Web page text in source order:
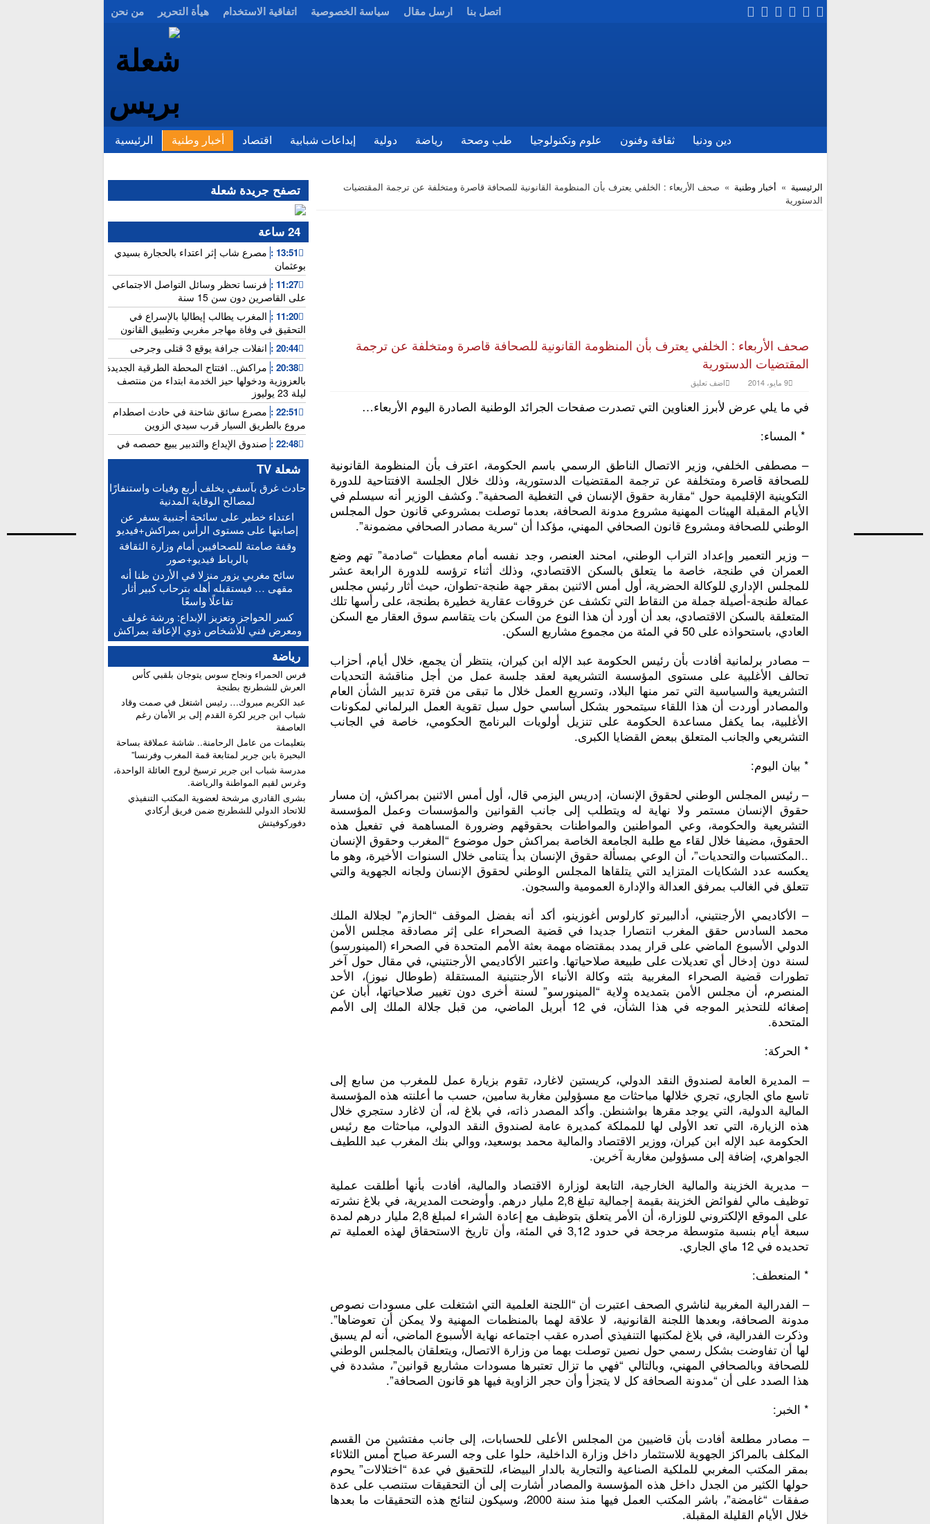
من نحن هيأة التحرير اتفاقية الاستخدام سياسة الخصوصية ارسل مقال اتصل بنا
الرئيسية أخبار وطنية اقتصاد إبداعات شبابية دولية رياضة طب وصحة علوم وتكنولوجيا ثقافة وفنون دين ودنيا
تصفح جريدة شعلة
24 ساعة
13:51 :
مصرع شاب إثر اعتداء بالحجارة بسيدي
بوعثمان
11:27 :
فرنسا تحظر وسائل التواصل الاجتماعي
على القاصرين دون سن 15 سنة
11:20 :
المغرب يطالب إيطاليا بالإسراع في
التحقيق في وفاة مهاجر مغربي وتطبيق القانون
20:44 : انفلات جرافة يوقع 3 قتلى وجرحى
20:38 :
مراكش.. افتتاح المحطة الطرقية الجديدة
بالعزوزية ودخولها حيز الخدمة ابتداء من منتصف
ليلة 23 يوليوز
22:51 :
مصرع سائق شاحنة في حادث اصطدام
مروع بالطريق السيار قرب سيدي الزوين
22:48 :
صندوق الإيداع والتدبير يبيع حصصه في
بنك “سياش”
15:25 :
عامل بناء يلقى مصرعه إثر سقوطه من
الطابق الثاني بورش بالمدينة العتيقة لمراكش
أخنوش: الاجتماع المغربي-الفرنسي يطلق
التنفيذ العملي للشراكة الاستثنائية
15:13 :
“حصيلة إيجابية”.. فرنسا والمغرب يعززان
التعاون الأمني والاقتصادي بمعاهدات غير مسبوقة
15:06 :
الدكتورة أمل العباسي.. نموذج للأستاذة
الجامعية التي تجمع بين التميز الأكاديمي والالتزام
التربوي
12:16 :
بعد إجراء الاستدراكية.. الإعلان عن النتائج
النهائية للبكالوريا ونسبة النجاح تتجاوز 81 في المائة
شعلة TV
حادث غرق بآسفي يخلف أربع وفيات واستنفارًا
لمصالح الوقاية المدنية
اعتداء خطير على سائحة أجنبية يسفر عن
إصابتها على مستوى الرأس بمراكش+فيديو
وقفة صامتة للصحافيين أمام وزارة الثقافة
بالرباط فيديو+صور
سائح مغربي يزور منزلا في الأردن ظنا أنه
مقهى … فيستقبله أهله بترحاب كبير أثار
تفاعلًا واسعًا
كسر الحواجز وتعزيز الإبداع: ورشة غولف
ومعرض فني للأشخاص ذوي الإعاقة بمراكش
رياضة
فرس الحمراء ونجاح سوس يتوجان بلقبي كأس
العرش للشطرنج بطنجة
عبد الكريم مبروك… رئيس اشتغل في صمت وقاد
شباب ابن جرير لكرة القدم إلى بر الأمان رغم
العاصفة
بتعليمات من عامل الرحامنة.. شاشة عملاقة بساحة
البحيرة بابن جرير لمتابعة قمة المغرب وفرنسا”
​مدرسة شباب ابن جرير ترسيخ لروح العائلة الواحدة،
وغرس لقيم المواطنة والرياضة.
بشرى القادري مرشحة لعضوية المكتب التنفيذي
للاتحاد الدولي للشطرنج ضمن فريق أركادي
دفوركوفيتش
الرئيسية » أخبار وطنية » صحف الأربعاء : الخلفي يعترف بأن المنظومة القانونية للصحافة قاصرة ومتخلفة عن ترجمة المقتضيات
الدستورية
صحف الأربعاء : الخلفي يعترف بأن المنظومة القانونية للصحافة قاصرة ومتخلفة عن ترجمة
المقتضيات الدستورية
9 مايو، 2014 اضف تعليق
في ما يلي عرض لأبرز العناوين التي تصدرت صفحات الجرائد الوطنية الصادرة اليوم الأربعاء…
* المساء:
– مصطفى الخلفي، وزير الاتصال الناطق الرسمي باسم الحكومة، اعترف بأن المنظومة القانونية
للصحافة قاصرة ومتخلفة عن ترجمة المقتضيات الدستورية، وذلك خلال الجلسة الافتتاحية للدورة
التكوينية الإقليمية حول “مقاربة حقوق الإنسان في التغطية الصحفية”. وكشف الوزير أنه سيسلم في
الأيام المقبلة الهيئات المهنية مشروع مدونة الصحافة، بعدما توصلت بمشروعي قانون حول المجلس
الوطني للصحافة ومشروع قانون الصحافي المهني، مؤكدا أن “سرية مصادر الصحافي مضمونة”.
– وزير التعمير وإعداد التراب الوطني، امحند العنصر، وجد نفسه أمام معطيات “صادمة” تهم وضع
العمران في طنجة، خاصة ما يتعلق بالسكن الاقتصادي، وذلك أثناء ترؤسه للدورة الرابعة عشر
للمجلس الإداري للوكالة الحضرية، أول أمس الاثنين بمقر جهة طنجة-تطوان، حيث أثار رئيس مجلس
عمالة طنجة-أصيلة جملة من النقاط التي تكشف عن خروقات عقارية خطيرة بطنجة، على رأسها تلك
المتعلقة بالسكن الاقتصادي، بعد أن أورد أن هذا النوع من السكن بات يتقاسم سوق العقار مع السكن
العادي، باستحواذه على 50 في المئة من مجموع مشاريع السكن.
– مصادر برلمانية أفادت بأن رئيس الحكومة عبد الإله ابن كيران، ينتظر أن يجمع، خلال أيام، أحزاب
تحالف الأغلبية على مستوى المؤسسة التشريعية لعقد جلسة عمل من أجل مناقشة التحديات
التشريعية والسياسية التي تمر منها البلاد، وتسريع العمل خلال ما تبقى من فترة تدبير الشأن العام
والمصادر أوردت أن هذا اللقاء سيتمحور بشكل أساسي حول سبل تقوية العمل البرلماني لمكونات
الأغلبية، بما يكفل مساعدة الحكومة على تنزيل أولويات البرنامج الحكومي، خاصة في الجانب
التشريعي والجانب المتعلق ببعض القضايا الكبرى.
* بيان اليوم:
– رئيس المجلس الوطني لحقوق الإنسان، إدريس اليزمي قال، أول أمس الاثنين بمراكش، إن مسار
حقوق الإنسان مستمر ولا نهاية له ويتطلب إلى جانب القوانين والمؤسسات وعمل المؤسسة
التشريعية والحكومة، وعي المواطنين والمواطنات بحقوقهم وضرورة المساهمة في تفعيل هذه
الحقوق، مضيفا خلال لقاء مع طلبة الجامعة الخاصة بمراكش حول موضوع “المغرب وحقوق الإنسان
..المكتسبات والتحديات”، أن الوعي بمسألة حقوق الإنسان بدأ يتنامى خلال السنوات الأخيرة، وهو ما
يعكسه عدد الشكايات المتزايد التي يتلقاها المجلس الوطني لحقوق الإنسان ولجانه الجهوية والتي
تتعلق في الغالب بمرفق العدالة والإدارة العمومية والسجون.
– الأكاديمي الأرجنتيني، أدالبيرتو كارلوس أغوزينو، أكد أنه بفضل الموقف “الحازم” لجلالة الملك
محمد السادس حقق المغرب انتصارا جديدا في قضية الصحراء على إثر مصادقة مجلس الأمن
الدولي الأسبوع الماضي على قرار يمدد بمقتضاه مهمة بعثة الأمم المتحدة في الصحراء (المينورسو)
لسنة دون إدخال أي تعديلات على طبيعة صلاحياتها. واعتبر الأكاديمي الأرجنتيني، في مقال حول آخر
تطورات قضية الصحراء المغربية بثته وكالة الأنباء الأرجنتينية المستقلة (طوطال نيوز)، الأحد
المنصرم، أن مجلس الأمن بتمديده ولاية “المينورسو” لسنة أخرى دون تغيير صلاحياتها، أبان عن
إصغائه للتحذير الموجه في هذا الشأن، في 12 أبريل الماضي، من قبل جلالة الملك إلى الأمم
المتحدة.
* الحركة:
– المديرة العامة لصندوق النقد الدولي، كريستين لاغارد، تقوم بزيارة عمل للمغرب من سابع إلى
تاسع ماي الجاري، تجري خلالها مباحثات مع مسؤولين مغاربة سامين، حسب ما أعلنته هذه المؤسسة
المالية الدولية، التي يوجد مقرها بواشنطن. وأكد المصدر ذاته، في بلاغ له، أن لاغارد ستجري خلال
هذه الزيارة، التي تعد الأولى لها للمملكة كمديرة عامة لصندوق النقد الدولي، مباحثات مع رئيس
الحكومة عبد الإله ابن كيران، ووزير الاقتصاد والمالية محمد بوسعيد، ووالي بنك المغرب عبد اللطيف
الجواهري، إضافة إلى مسؤولين مغاربة آخرين.
– مديرية الخزينة والمالية الخارجية، التابعة لوزارة الاقتصاد والمالية، أفادت بأنها أطلقت عملية
توظيف مالي لفوائض الخزينة بقيمة إجمالية تبلغ 2,8 مليار درهم. وأوضحت المديرية، في بلاغ نشرته
على الموقع الإلكتروني للوزارة، أن الأمر يتعلق بتوظيف مع إعادة الشراء لمبلغ 2,8 مليار درهم لمدة
سبعة أيام بنسبة متوسطة مرجحة في حدود 3,12 في المئة، وأن تاريخ الاستحقاق لهذه العملية تم
تحديده في 12 ماي الجاري.
* المنعطف:
– الفدرالية المغربية لناشري الصحف اعتبرت أن “اللجنة العلمية التي اشتغلت على مسودات نصوص
مدونة الصحافة، وبعدها اللجنة القانونية، لا علاقة لهما بالمنظمات المهنية ولا يمكن أن تعوضاها”.
وذكرت الفدرالية، في بلاغ لمكتبها التنفيذي أصدره عقب اجتماعه نهاية الأسبوع الماضي، أنه لم يسبق
لها أن تفاوضت بشكل رسمي حول نصين توصلت بهما من وزارة الاتصال، ويتعلقان بالمجلس الوطني
للصحافة وبالصحافي المهني، وبالتالي “فهي ما تزال تعتبرها مسودات مشاريع قوانين”، مشددة في
هذا الصدد على أن “مدونة الصحافة كل لا يتجزأ وأن حجر الزاوية فيها هو قانون الصحافة”.
* الخبر:
– مصادر مطلعة أفادت بأن قاضيين من المجلس الأعلى للحسابات، إلى جانب مفتشين من القسم
المكلف بالمراكز الجهوية للاستثمار داخل وزارة الداخلية، حلوا على وجه السرعة صباح أمس الثلاثاء
بمقر المكتب المغربي للملكية الصناعية والتجارية بالدار البيضاء، للتحقيق في عدة “اختلالات” يحوم
حولها الكثير من الجدل داخل هذه المؤسسة والمصادر أشارت إلى أن التحقيقات ستنصب على عدة
صفقات “غامضة”، باشر المكتب العمل فيها منذ سنة 2000، وسيكون لنتائج هذه التحقيقات ما بعدها
خلال الأيام القليلة المقبلة.